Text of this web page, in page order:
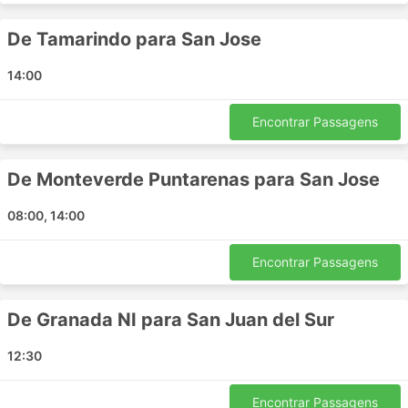
Dominical - Manuel Antonio
Quepos - Dominical
Uvita - Manuel Antonio
Jaco Puntarenas - San Jose
Sierpe - San Jose
San Jose - Sierpe
La Fortuna - Monteverde Puntarenas
San Jose - Monteverde Puntarenas
Manuel Antonio - Sierpe
Monteverde Puntarenas - Manuel Antonio
De Tamarindo para San Jose
14:00
Encontrar Passagens
De Monteverde Puntarenas para San Jose
08:00, 14:00
Encontrar Passagens
De Granada NI para San Juan del Sur
12:30
Encontrar Passagens